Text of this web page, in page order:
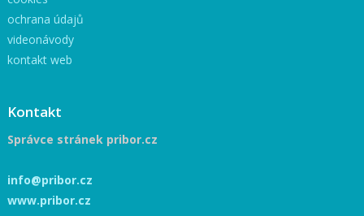
ochrana údajů
videonávody
kontakt web
Kontakt
Správce stránek pribor.cz
info@pribor.cz
www.pribor.cz